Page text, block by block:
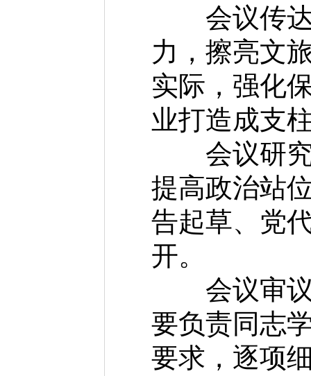
会议传达
力，擦亮文
实际，强化
业打造成支
会议研究
提高政治站
告起草、党
开。
会议审议
要负责同志
要求，逐项